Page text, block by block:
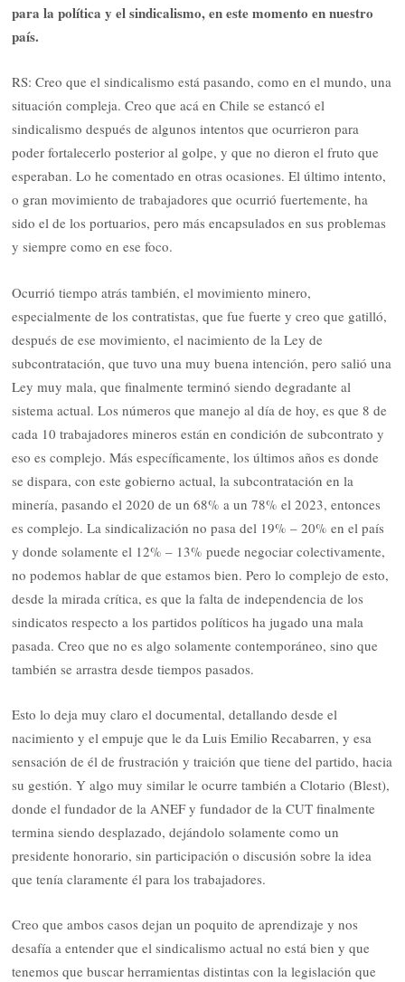
para la política y el sindicalismo, en este momento en nuestro
país.
RS: Creo que el sindicalismo está pasando, como en el mundo, una
situación compleja. Creo que acá en Chile se estancó el
sindicalismo después de algunos intentos que ocurrieron para
poder fortalecerlo posterior al golpe, y que no dieron el fruto que
esperaban. Lo he comentado en otras ocasiones. El último intento,
o gran movimiento de trabajadores que ocurrió fuertemente, ha
sido el de los portuarios, pero más encapsulados en sus problemas
y siempre como en ese foco.
Ocurrió tiempo atrás también, el movimiento minero,
especialmente de los contratistas, que fue fuerte y creo que gatilló,
después de ese movimiento, el nacimiento de la Ley de
subcontratación, que tuvo una muy buena intención, pero salió una
Ley muy mala, que finalmente terminó siendo degradante al
sistema actual. Los números que manejo al día de hoy, es que 8 de
cada 10 trabajadores mineros están en condición de subcontrato y
eso es complejo. Más específicamente, los últimos años es donde
se dispara, con este gobierno actual, la subcontratación en la
minería, pasando el 2020 de un 68% a un 78% el 2023, entonces
es complejo. La sindicalización no pasa del 19% – 20% en el país
y donde solamente el 12% – 13% puede negociar colectivamente,
no podemos hablar de que estamos bien. Pero lo complejo de esto,
desde la mirada crítica, es que la falta de independencia de los
sindicatos respecto a los partidos políticos ha jugado una mala
pasada. Creo que no es algo solamente contemporáneo, sino que
también se arrastra desde tiempos pasados.
Esto lo deja muy claro el documental, detallando desde el
nacimiento y el empuje que le da Luis Emilio Recabarren, y esa
sensación de él de frustración y traición que tiene del partido, hacia
su gestión. Y algo muy similar le ocurre también a Clotario (Blest),
donde el fundador de la ANEF y fundador de la CUT finalmente
termina siendo desplazado, dejándolo solamente como un
presidente honorario, sin participación o discusión sobre la idea
que tenía claramente él para los trabajadores.
Creo que ambos casos dejan un poquito de aprendizaje y nos
desafía a entender que el sindicalismo actual no está bien y que
tenemos que buscar herramientas distintas con la legislación que